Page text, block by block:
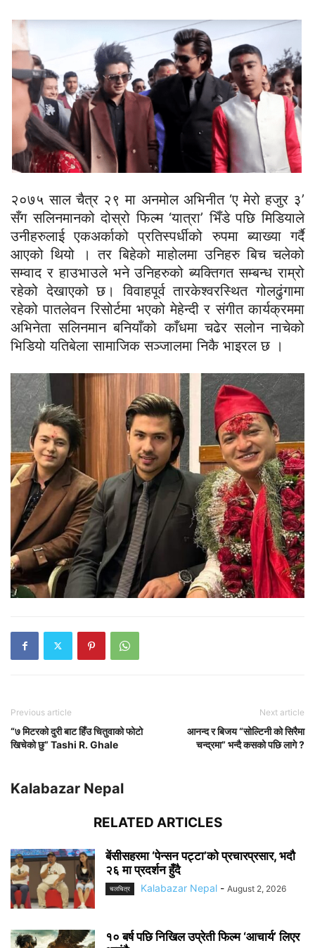
२०७५ साल चैत्र २९ मा अनमोल अभिनीत ‘ए मेरो हजुर ३’
सँग सलिनमानको दोस्रो फिल्म ‘यात्रा’ भिँडे पछि मिडियाले
उनीहरुलाई एकअर्काको प्रतिस्पर्धीको रुपमा ब्याख्या गर्दै
आएको थियो । तर बिहेको माहोलमा उनिहरु बिच चलेको
सम्वाद र हाउभाउले भने उनिहरुको ब्यक्तिगत सम्बन्ध राम्रो
रहेको देखाएको छ। विवाहपूर्व तारकेश्वरस्थित गोलढुंगामा
रहेको पातलेवन रिसोर्टमा भएको मेहेन्दी र संगीत कार्यक्रममा
अभिनेता सलिनमान बनियाँको काँधमा चढेर सलोन नाचेको
भिडियो यतिबेला सामाजिक सञ्जालमा निकै भाइरल छ ।
Previous article
“७ मिटरको दुरी बाट हिँउ चितुवाको फोटो
खिचेको छु” Tashi R. Ghale
Next article
आनन्द र बिजय “सोल्टिनी को सिरैमा
चन्द्रमा” भन्दै कसको पछि लागे ?
Kalabazar Nepal
RELATED ARTICLES
बेंसीसहरमा ‘पेन्सन पट्टा’को प्रचारप्रसार, भदौ
२६ मा प्रदर्शन हुँदै
चलचित्र Kalabazar Nepal - August 2, 2026
१० बर्ष पछि निखिल उप्रेती फिल्म ‘आचार्य’ लिएर